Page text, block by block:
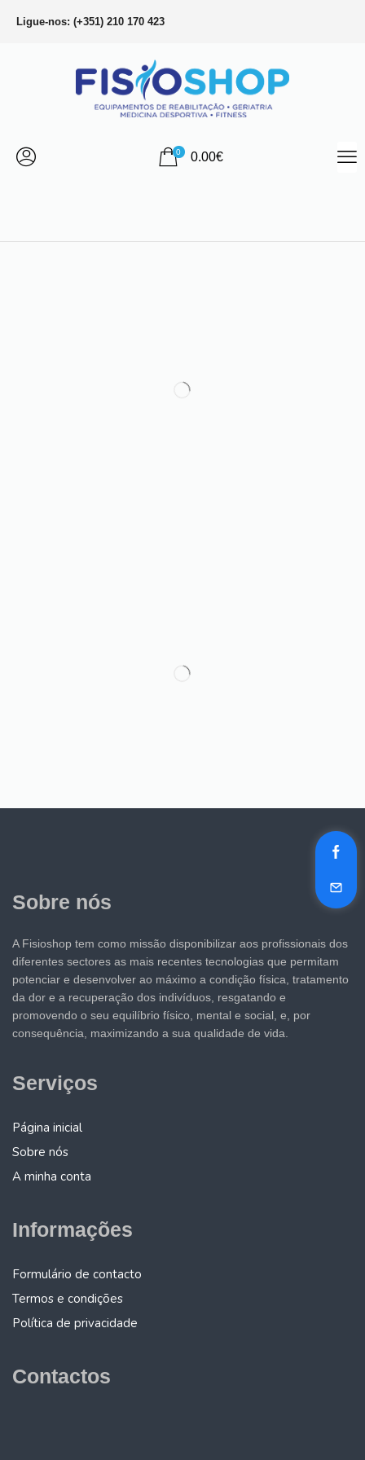
Ligue-nos: (+351) 210 170 423
0 0.00€
Sobre nós
A Fisioshop tem como missão disponibilizar aos profissionais dos
diferentes sectores as mais recentes tecnologias que permitam
potenciar e desenvolver ao máximo a condição física, tratamento
da dor e a recuperação dos indivíduos, resgatando e
promovendo o seu equilíbrio físico, mental e social, e, por
consequência, maximizando a sua qualidade de vida.
Serviços
Página inicial
Sobre nós
A minha conta
Informações
Formulário de contacto
Termos e condições
Política de privacidade
Contactos